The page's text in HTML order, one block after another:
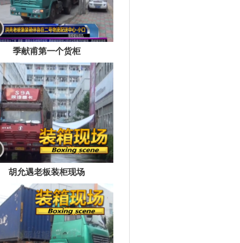
季献甫第一个货柜
胡允遇老板装柜现场